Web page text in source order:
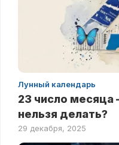
Лунный календарь
23 число
нельзя делать?
29 декабря, 2025